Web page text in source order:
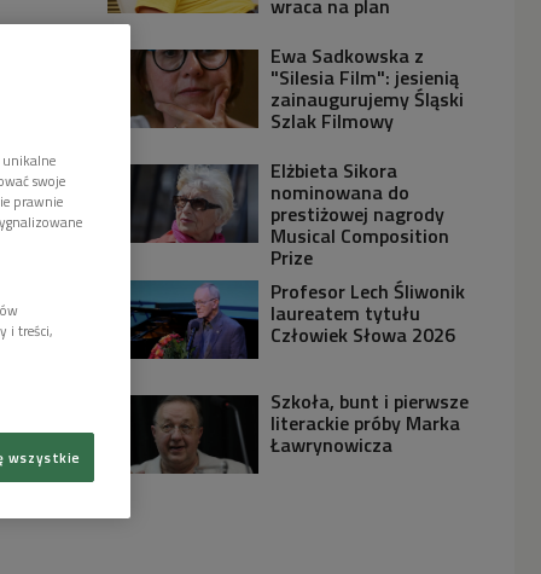
wraca na plan
Ewa Sadkowska z
"Silesia Film": jesienią
zainaugurujemy Śląski
Szlak Filmowy
Elżbieta Sikora
nominowana do
prestiżowej nagrody
Musical Composition
Prize
Profesor Lech Śliwonik
laureatem tytułu
Człowiek Słowa 2026
Szkoła, bunt i pierwsze
literackie próby Marka
Ławrynowicza
swoje
prawnie
i treści,
wszystkie